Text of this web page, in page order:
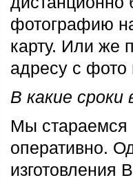
фотографию
карту. Или же
адресу с фото
В какие
Мы стараемся
оперативно.
изготовления